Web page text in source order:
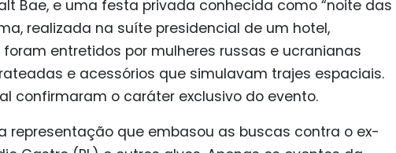
Bae, e uma festa privada conhecida como “noite das
realizada na suíte presidencial de um hotel,
entretidos por mulheres russas e ucranianas
e acessórios que simulavam trajes espaciais.
confirmaram o caráter exclusivo do evento.
representação que embasou as buscas contra o ex-